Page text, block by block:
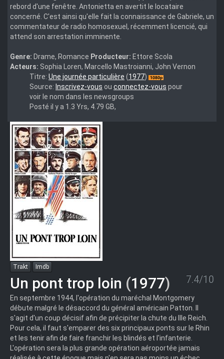
rebord d'une fenêtre. Antonietta en avertit le locataire
concerné. C'est ainsi qu'elle fait la connaissance de Gabriele, un
commentateur de radio homosexuel, récemment licencié, qui
attend son arrestation imminente.
Genre: Drame, Romance Producteur: Ettore Scola
Acteurs: Sophia Loren, Marcello Mastroianni, John Vernon
A.Special.Day.1977.MULTi.1080p.WEB.H265-
Titre: Une journée particulière (1977)
Source: Inscrivez-vous ou connectez-vous pour
voir le nom dans les newsgroups
Posté il y a 1.3 Yrs, 4.79 GB,
Trakt Imdb
Un pont trop loin (1977) 7.4/10
En septembre 1944, l'opération du maréchal Montgomery
débute malgré le désaccord du général américain Patton. Il
s'agit d'un coup décisif afin de précipiter la chute du IIIe Reich.
Pour cela, il faut s'emparer des six principaux ponts sur le Rhin
et les tenir afin de faire franchir les blindés et l'infanterie.
L'opération sera la plus grande opération aéroportée jamais